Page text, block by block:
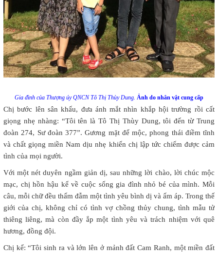
Gia đình của Thượng úy QNCN Tô Thị Thùy Dung. Ảnh do nhân vật cung cấp
Chị bước lên sân khấu, đưa ánh mắt nhìn khắp hội trường rồi cất
giọng nhẹ nhàng: “Tôi tên là Tô Thị Thùy Dung, tôi đến từ Trung
đoàn 274, Sư đoàn 377”. Gương mặt để mộc, phong thái điềm tĩnh
và chất giọng miền Nam dịu nhẹ khiến chị lập tức chiếm được cảm
tình của mọi người.
Với một nét duyên ngầm giản dị, sau những lời chào, lời chúc mộc
mạc, chị hồn hậu kể về cuộc sống gia đình nhỏ bé của mình. Mỗi
câu, mỗi chữ đều thấm đẫm một tình yêu bình dị và ấm áp. Trong thế
giới của chị, không chỉ có tình vợ chồng thủy chung, tình mẫu tử
thiêng liêng, mà còn đầy ắp một tình yêu và trách nhiệm với quê
hương, đồng đội.
Chị kể: “Tôi sinh ra và lớn lên ở mảnh đất Cam Ranh, một miền đất